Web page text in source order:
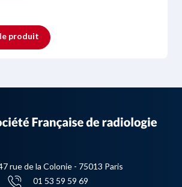
produit
rue de la Colonie - 75013 Paris
01 53 59 59 69